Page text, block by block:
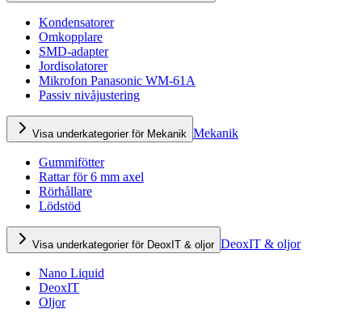
Kondensatorer
Omkopplare
SMD-adapter
Jordisolatorer
Mikrofon Panasonic WM-61A
Passiv nivåjustering
Visa underkategorier för Mekanik Mekanik
Gummifötter
Rattar för 6 mm axel
Rörhållare
Lödstöd
Visa underkategorier för DeoxIT & oljor DeoxIT & oljor
Nano Liquid
DeoxIT
Oljor